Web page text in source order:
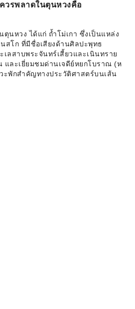
วรพลาดในตุนหวงคือ
นหวง ได้แก่ ถ้ำโม่เกา ซึ่งเป็นแหล่ง
สโก ที่มีชื่อเสียงด้านศิลปะพุทธ
ลสาบพระจันทร์เสี้ยวและเนินทราย
และเยี่ยมชมด่านเจดีย์หยกโบราณ (ห
ะพักสำคัญทางประวัติศาสตร์บนเส้น